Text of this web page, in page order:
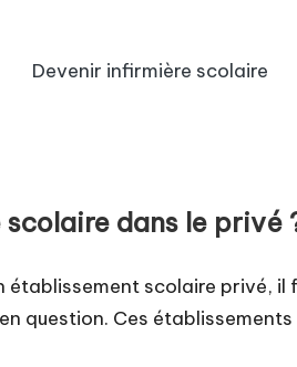
Devenir infirmière scolaire
dans le privé
établissement scolaire privé,
question. Ces